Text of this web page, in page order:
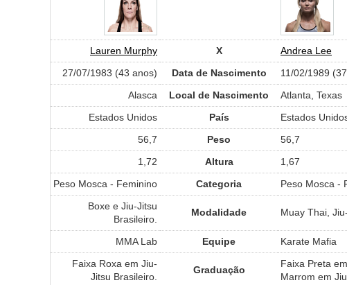
Lauren Murphy X
Andrea Lee
27/07/1983 (43 anos)
Data de Nascimento
11/02/1989
Alasca
Local de Nascimento
Atlanta, Texas
Estados Unidos
País
Estados
56,7
Peso
56,7
1,72
Altura
1,67
Peso Mosca - Feminino
Categoria
Peso Mosca -
Boxe e Jiu-Jitsu
Brasileiro.
Modalidade Muay Thai,
MMA Lab Equipe
Karate Mafia
Faixa Roxa em Jiu-
Jitsu Brasileiro.
Graduação
Faixa Preta
Marrom em